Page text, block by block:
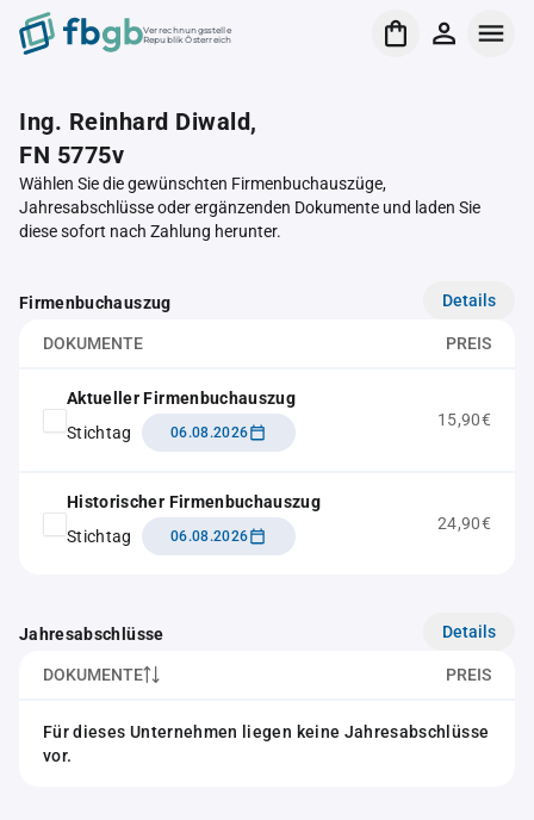
Verrechnungsstelle
Republik Österreich
Ing. Reinhard Diwald,
FN 5775v
Wählen Sie die gewünschten Firmenbuchauszüge,
Jahresabschlüsse oder ergänzenden Dokumente und laden Sie
diese sofort nach Zahlung herunter.
Firmenbuchauszug Details
DOKUMENTE PREIS
Aktueller Firmenbuchauszug
Stichtag
06.08.2026
15,90€
Historischer Firmenbuchauszug
Stichtag
06.08.2026
24,90€
Jahresabschlüsse Details
DOKUMENTE PREIS
Für dieses Unternehmen liegen keine Jahresabschlüsse
vor.